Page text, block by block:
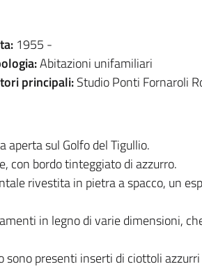
1955 -
Abitazioni unifamiliari
principali:Studio Ponti Fornaroli
aperta sul Golfo del Tigullio.
con bordo tinteggiato di azzurro.
rivestita in pietra a spacco, un
in legno di varie dimensioni,
presenti inserti di ciottoli